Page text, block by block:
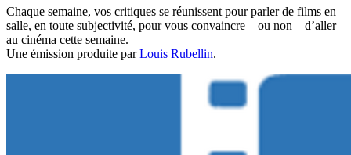
Chaque semaine, vos critiques se réunissent pour parler de films en
salle, en toute subjectivité, pour vous convaincre – ou non – d’aller
au cinéma cette semaine.
Une émission produite parLouis Rubellin.